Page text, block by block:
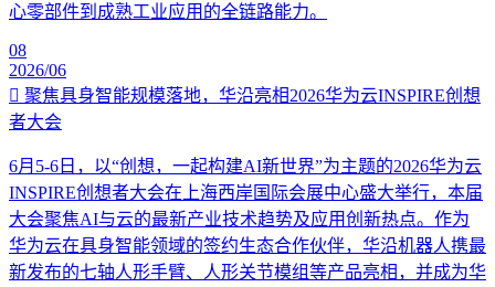
心零部件到成熟工业应用的全链路能力。
08
2026/06
聚焦具身智能规模落地，华沿亮相2026华为云INSPIRE创想
者大会
6月5-6日，以“创想，一起构建AI新世界”为主题的2026华为云
INSPIRE创想者大会在上海西岸国际会展中心盛大举行，本届
大会聚焦AI与云的最新产业技术趋势及应用创新热点。作为
华为云在具身智能领域的签约生态合作伙伴，华沿机器人携最
新发布的七轴人形手臂、人形关节模组等产品亮相，并成为华